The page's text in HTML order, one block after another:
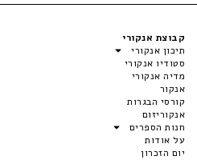
קבוצת אנקורי
תיכון אנקורי
סטודיו אנקורי
מדיה אנקורי
אנקור
קורסי הבגרות
אנקוריזום
חנות הספרים
על אודות
יום הזכרון